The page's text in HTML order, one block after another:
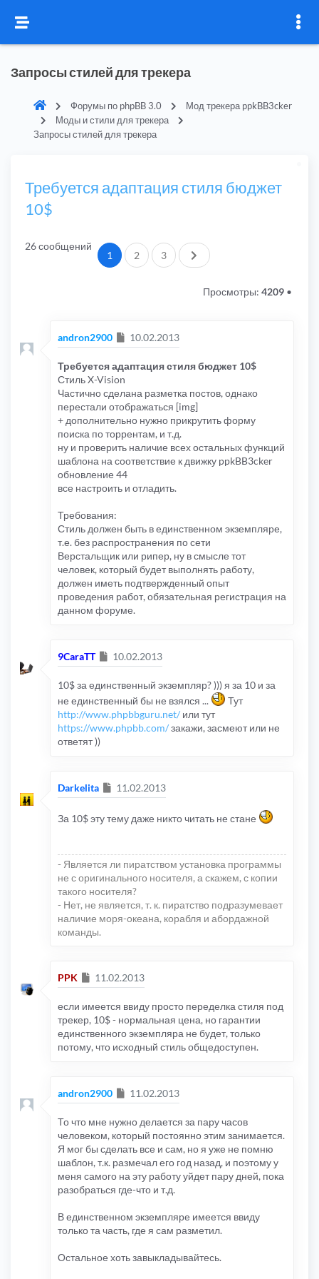
Запросы стилей для трекера
Форумы по phpBB 3.0
Мод трекера ppkBB3cker
Моды и стили для трекера
Запросы стилей для трекера
Требуется адаптация стиля бюджет
10$
26 сообщений
1 2 3 След.
Просмотры: 4209 •
andron2900 Сообщение
10.02.2013
Требуется адаптация стиля бюджет 10$
Стиль X-Vision
Частично сделана разметка постов, однако
перестали отображаться [img]
+ дополнительно нужно прикрутить форму
поиска по торрентам, и т.д.
ну и проверить наличие всех остальных функций
шаблона на соответствие к движку ppkBB3cker
обновление 44
все настроить и отладить.
Требования:
Стиль должен быть в единственном экземпляре,
т.е. без распространения по сети
Верстальщик или рипер, ну в смысле тот
человек, который будет выполнять работу,
должен иметь подтвержденный опыт
проведения работ, обязательная регистрация на
данном форуме.
9CaraTT Сообщение
10.02.2013
10$ за единственный экземпляр? ))) я за 10 и за
не единственный бы не взялся ...
Тут
http://www.phpbbguru.net/ или тут
https://www.phpbb.com/закажи, засмеют или не
ответят ))
Darkelita Сообщение
11.02.2013
За 10$ эту тему даже никто читать не стане
- Является ли пиратством установка программы
не с оригинального носителя, а скажем, с копии
такого носителя?
- Нет, не является, т. к. пиратство подразумевает
наличие моря-океана, корабля и абордажной
команды.
PPK Сообщение
11.02.2013
если имеется ввиду просто переделка стиля под
трекер, 10$ - нормальная цена, но гарантии
единственного экземпляра не будет, только
потому, что исходный стиль общедоступен.
andron2900 Сообщение
11.02.2013
То что мне нужно делается за пару часов
человеком, который постоянно этим занимается.
Я мог бы сделать все и сам, но я уже не помню
шаблон, т.к. размечал его год назад, и поэтому у
меня самого на эту работу уйдет пару дней, пока
разобраться где-что и т.д.
В единственном экземпляре имеется ввиду
только та часть, где я сам разметил.
Остальное хоть завыкладывайтесь.